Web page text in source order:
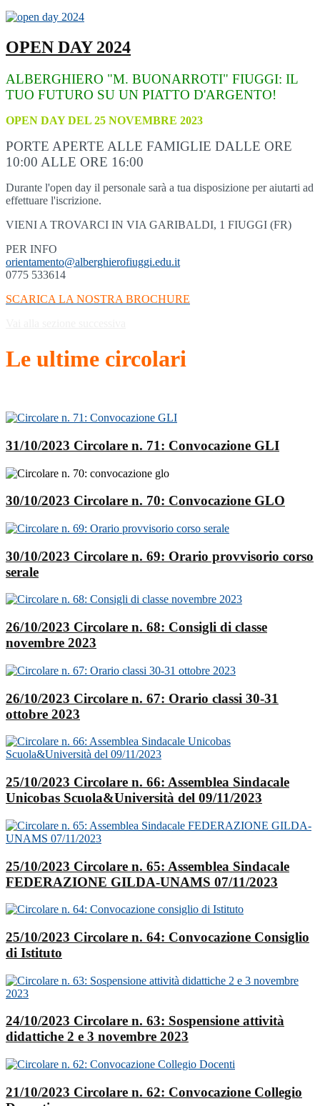
OPEN DAY 2024
ALBERGHIERO "M. BUONARROTI" FIUGGI: IL
TUO FUTURO SU UN PIATTO D'ARGENTO!
OPEN DAY DEL 25 NOVEMBRE 2023
PORTE APERTE ALLE FAMIGLIE DALLE ORE
10:00 ALLE ORE 16:00
Durante l'open day il personale sarà a tua disposizione per aiutarti ad
effettuare l'iscrizione.
VIENI A TROVARCI IN VIA GARIBALDI, 1 FIUGGI (FR)
PER INFO
orientamento@alberghierofiuggi.edu.it
0775 533614
SCARICA LA NOSTRA BROCHURE
Le ultime circolari
31/10/2023 Circolare n. 71: Convocazione GLI
30/10/2023 Circolare n. 70: Convocazione GLO
30/10/2023 Circolare n. 69: Orario provvisorio corso
serale
26/10/2023 Circolare n. 68: Consigli di classe
novembre 2023
26/10/2023 Circolare n. 67: Orario classi 30-31
ottobre 2023
25/10/2023 Circolare n. 66: Assemblea Sindacale
Unicobas Scuola&Università del 09/11/2023
25/10/2023 Circolare n. 65: Assemblea Sindacale
FEDERAZIONE GILDA-UNAMS 07/11/2023
25/10/2023 Circolare n. 64: Convocazione Consiglio
di Istituto
24/10/2023 Circolare n. 63: Sospensione attività
didattiche 2 e 3 novembre 2023
21/10/2023 Circolare n. 62: Convocazione Collegio